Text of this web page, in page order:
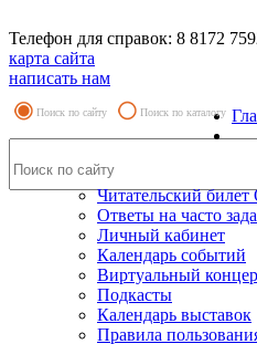
Телефон для справок: 8 8172
карта сайта
написать нам
Поиск по сайту Поиск по каталогу
Читательский
Ответы на часто
Личный кабинет
Календарь событий
Виртуальный
Подкасты
Календарь выставок
Правила